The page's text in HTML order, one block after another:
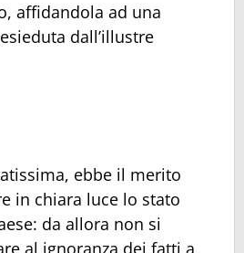
affidandola ad una
dall’illustre
ebbe il merito
in chiara luce lo stato
da allora non si